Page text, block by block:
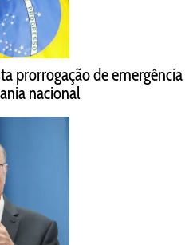
prorrogação de emergência
nacional